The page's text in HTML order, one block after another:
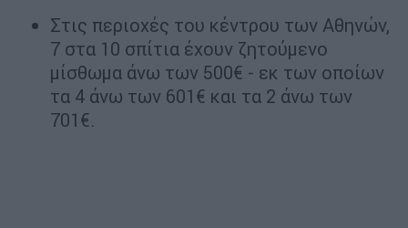
Στις περιοχές του κέντρου των Αθηνών,
7 στα 10 σπίτια έχουν ζητούμενο
μίσθωμα άνω των 500€ - εκ των οποίων
τα 4 άνω των 601€ και τα 2 άνω των
701€.